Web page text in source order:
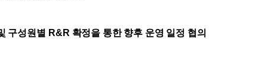
구성원별 R&R 확정을 통한 향후 운영 일정 협의